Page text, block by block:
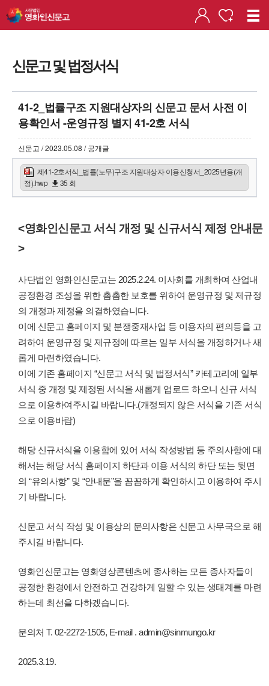
신문고 및 법정서식
41-2_법률구조 지원대상자의 신문고 문서 사전 이
용확인서 -운영규정 별지 41-2호 서식
신문고 / 2023.05.08 / 공개글
제41-2호서식_법률(노무)구조 지원대상자 이용신청서_2025년용(개
정).hwp
35 회
<영화인신문고 서식 개정 및 신규서식 제정 안내문
>
사단법인 영화인신문고는 2025.2.24. 이사회를 개최하여 산업내
공정환경 조성을 위한 촘촘한 보호를 위하여 운영규정 및 제규정
의 개정과 제정을 의결하였습니다.
이에 신문고 홈페이지 및 분쟁중재사업 등 이용자의 편의등을 고
려하여 운영규정 및 제규정에 따르는 일부 서식을 개정하거나 새
롭게 마련하였습니다.
이에 기존 홈페이지 “신문고 서식 및 법정서식” 카테고리에 일부
서식 중 개정 및 제정된 서식을 새롭게 업로드 하오니 신규 서식
으로 이용하여주시길 바랍니다.(개정되지 않은 서식을 기존 서식
으로 이용바람)
해당 신규서식을 이용함에 있어 서식 작성방법 등 주의사항에 대
해서는 해당 서식 홈페이지 하단과 이용 서식의 하단 또는 뒷면
의 “유의사항” 및 “안내문”을 꼼꼼하게 확인하시고 이용하여 주시
기 바랍니다.
신문고 서식 작성 및 이용상의 문의사항은 신문고 사무국으로 해
주시길 바랍니다.
영화인신문고는 영화영상콘텐츠에 종사하는 모든 종사자들이
공정한 환경에서 안전하고 건강하게 일할 수 있는 생태계를 마련
하는데 최선을 다하겠습니다.
문의처 T. 02-2272-1505, E-mail . admin@sinmungo.kr
2025.3.19.